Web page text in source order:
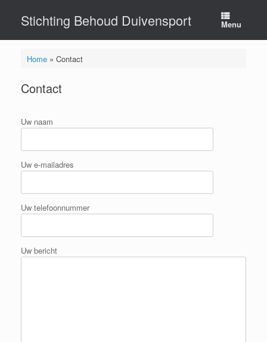
inhoud
Stichting Behoud Duivensport Menu
Home» Contact
Contact
Uw naam
Uw e-mailadres
Uw telefoonnummer
Uw bericht